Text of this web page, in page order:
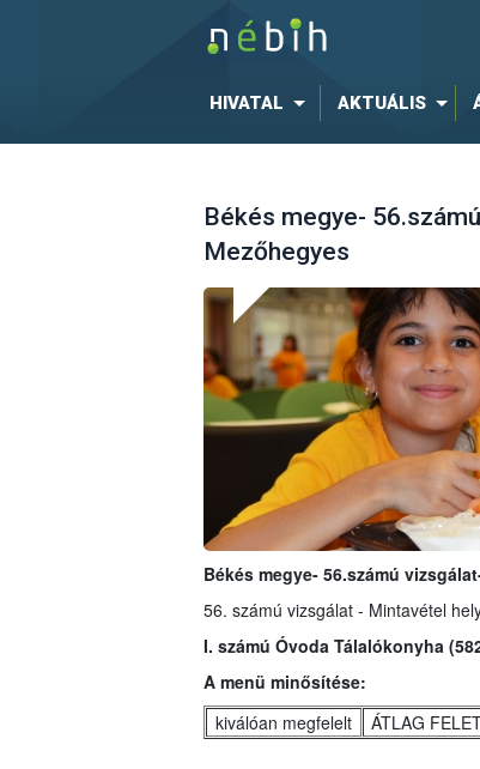
HIVATAL AKTUÁLIS
Békés megye-
Mezőhegyes
Békés megye- 56.számú
56. számú vizsgálat - Mintavétel
I. számú Óvoda Tálalókonyha
A menü minősítése:
kiválóan megfelelt
ÁTLAG